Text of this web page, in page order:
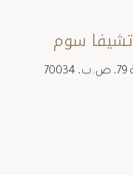
سوم
بناية رقم 100، شارع 319، المنطقة 79، ص.ب، 70034